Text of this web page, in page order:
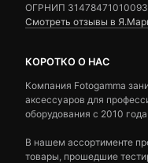
ОГРНИП
Смотреть отзывы в
КОРОТКО О НАС
Компания Fotogamma
аксессуаров для
оборудования с 2010 года.
В нашем ассортименте
товары, прошедшие